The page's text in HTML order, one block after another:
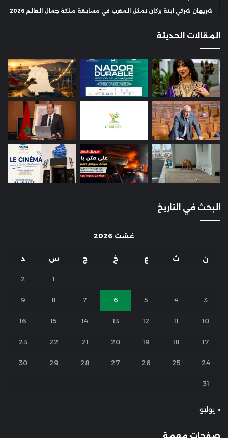
شريهان شركي ابنة بركان تمثل المغرب في مسابقة ملكة جمال العالم 2026
المقالات الحديثة
البحث في التاريخ
غشت 2026
ن ث ع خ ج س د
1
2
3
4
5
6
7
8
9
10
11
12
13
14
15
16
17
18
19
20
21
22
23
24
25
26
27
28
29
30
31
« يوليو
صفحات مهمة